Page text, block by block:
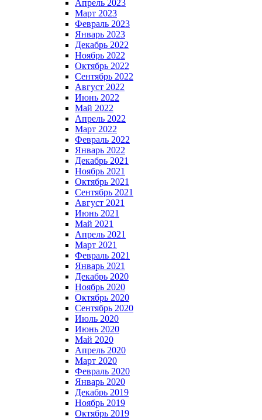
Апрель 2023
Март 2023
Февраль 2023
Январь 2023
Декабрь 2022
Ноябрь 2022
Октябрь 2022
Сентябрь 2022
Август 2022
Июнь 2022
Май 2022
Апрель 2022
Март 2022
Февраль 2022
Январь 2022
Декабрь 2021
Ноябрь 2021
Октябрь 2021
Сентябрь 2021
Август 2021
Июнь 2021
Май 2021
Апрель 2021
Март 2021
Февраль 2021
Январь 2021
Декабрь 2020
Ноябрь 2020
Октябрь 2020
Сентябрь 2020
Июль 2020
Июнь 2020
Май 2020
Апрель 2020
Март 2020
Февраль 2020
Январь 2020
Декабрь 2019
Ноябрь 2019
Октябрь 2019